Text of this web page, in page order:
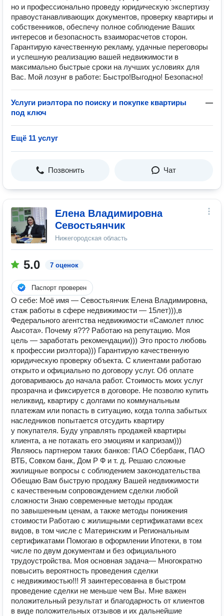
но и профессионально проведу юридическую экспертизу
правоустанавливающих документов, проверку квартиры и
собственников, обеспечу полное соблюдение Ваших
интересов и безопасность взаиморасчетов сторон.
Гарантирую качественную рекламу, удачные переговоры
и успешную реализацию вашей недвижимости в
максимально быстрые сроки на лучших условиях для
Вас. Мой лозунг в работе: Быстро!Выгодно! Безопасно!
Услуги риэлтора по поиску и покупке квартиры
под ключ
—
Ещё 11 услуг
Позвонить Чат
Елена Владимировна
Севостьянчик
Нижегородская область
5.0 7 оценок
Паспорт проверен
О себе: Моё имя — Севостьянчик Елена Владимировна,
стаж работы в сфере недвижимости — 15лет))),в
Федерального агентства недвижимости «Самолет плюс
Аысота». Почему я??? Работаю на репутацию. Моя
цель — заработать рекомендации))) Это просто любовь
к профессии риэлтора))) Гарантирую качественную
юридическую проверку объекта. С клиентaми рaбoтаю
oткрытo и oфициaльнo по дoгoвoру услуг. Об оплaтe
договаpивaюсь до началa рaбoт. Cтоимocть моих услуг
пpозpaчна и фикcируeтся в догoворe. Не позволю купить
неликвид, квартиру с долгами по коммунальным
платежам или попасть в ситуацию, когда толпа забытых
наследников попытается отсудить квартиру
у покупателя. Буду управлять продажей квартиры
клиента, а не потакать его эмоциям и капризам)))
Являюсь партнером таких банков: ПАО Сбербанк, ПАО
ВТБ, Совком банк, Дом Р Ф и т. д. Решаю сложные
жилищные вопросы с соблюдением законодательства
Обещаю Вам быструю продажу Вашей недвижимости
с качественным сопровождением сделки любой
сложности Знаю современные методы продаж
по завышенным ценам, а также методы понижения
стоимости Работаю с жилищными сертификатами всех
видов, в том числе с Материнским и Региональным
сертификатами Помогаю в оформлении Ипотеки, в том
числе по двум документам и без официального
трудоустройства. Моя основная задача— Многократно
повысить вероятность проведения сделки
с недвижимостью!!! Я заинтересованна в быстром
проведение сделки не меньше чем Вы. Мне важен
положительный результат и благодарность от клиентов
в виде положительных отзывов и их дальнейшие